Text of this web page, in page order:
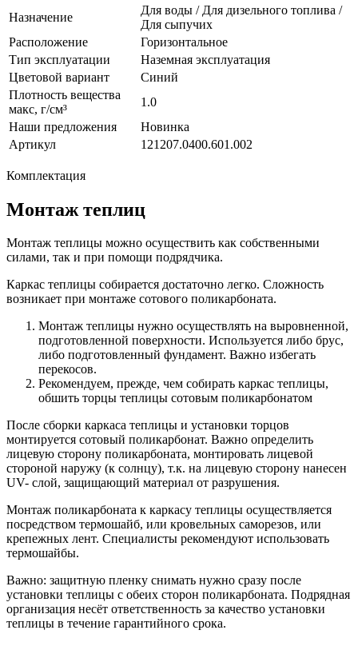
Назначение
Для воды / Для дизельного топлива /
Для сыпучих
Расположение
Горизонтальное
Тип эксплуатации
Наземная эксплуатация
Цветовой вариант
Синий
Плотность вещества
макс, г/см³
1.0
Наши предложения
Новинка
Артикул
121207.0400.601.002
Комплектация
Монтаж теплиц
Монтаж теплицы можно осуществить как собственными
силами, так и при помощи подрядчика.
Каркас теплицы собирается достаточно легко. Сложность
возникает при монтаже сотового поликарбоната.
Монтаж теплицы нужно осуществлять на выровненной,
подготовленной поверхности. Используется либо брус,
либо подготовленный фундамент. Важно избегать
перекосов.
Рекомендуем, прежде, чем собирать каркас теплицы,
обшить торцы теплицы сотовым поликарбонатом
После сборки каркаса теплицы и установки торцов
монтируется сотовый поликарбонат. Важно определить
лицевую сторону поликарбоната, монтировать лицевой
стороной наружу (к солнцу), т.к. на лицевую сторону нанесен
UV- слой, защищающий материал от разрушения.
Монтаж поликарбоната к каркасу теплицы осуществляется
посредством термошайб, или кровельных саморезов, или
крепежных лент. Специалисты рекомендуют использовать
термошайбы.
Важно: защитную пленку снимать нужно сразу после
установки теплицы с обеих сторон поликарбоната. Подрядная
организация несёт ответственность за качество установки
теплицы в течение гарантийного срока.